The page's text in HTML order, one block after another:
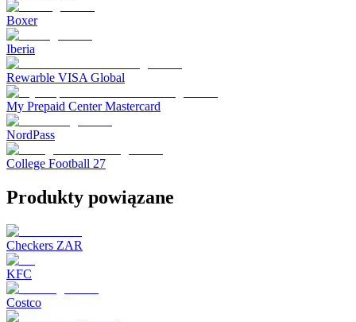
Boxer
Iberia
Rewarble VISA Global
My Prepaid Center Mastercard
NordPass
College Football 27
Produkty powiązane
Checkers ZAR
KFC
Costco